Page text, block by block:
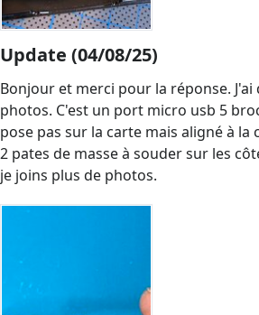
Update (04/08/25)
Bonjour et merci pour la réponse.
photos. C'est un port micro usb 5
pose pas sur la carte mais aligné à la
2 pates de masse à souder sur les
je joins plus de photos.